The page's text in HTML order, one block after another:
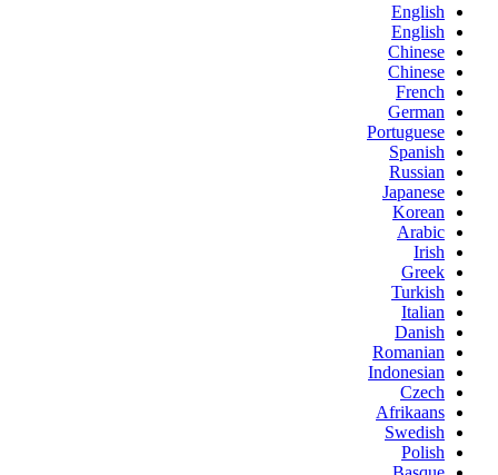
English
English
Chinese
Chinese
French
German
Portuguese
Spanish
Russian
Japanese
Korean
Arabic
Irish
Greek
Turkish
Italian
Danish
Romanian
Indonesian
Czech
Afrikaans
Swedish
Polish